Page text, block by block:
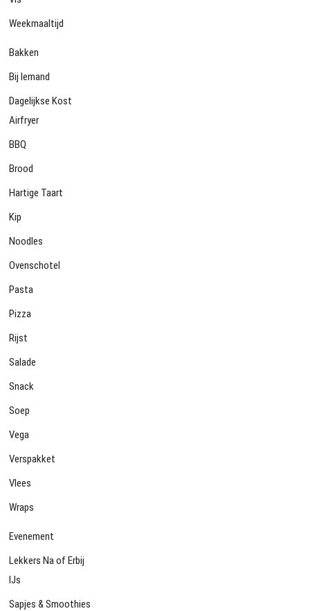
Weekmaaltijd
Bakken
Bij Iemand
Dagelijkse Kost
Airfryer
BBQ
Brood
Hartige Taart
Kip
Noodles
Ovenschotel
Pasta
Pizza
Rijst
Salade
Snack
Soep
Vega
Verspakket
Vlees
Wraps
Evenement
Lekkers Na of Erbij
IJs
Sapjes & Smoothies